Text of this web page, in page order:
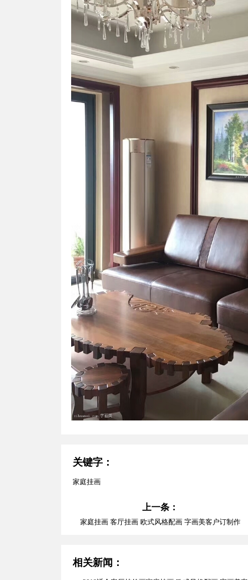
关键字：
家庭挂画
上一条：
家庭挂画 客厅挂画 欧式风格配画 字画美客户订制作
相关新闻：